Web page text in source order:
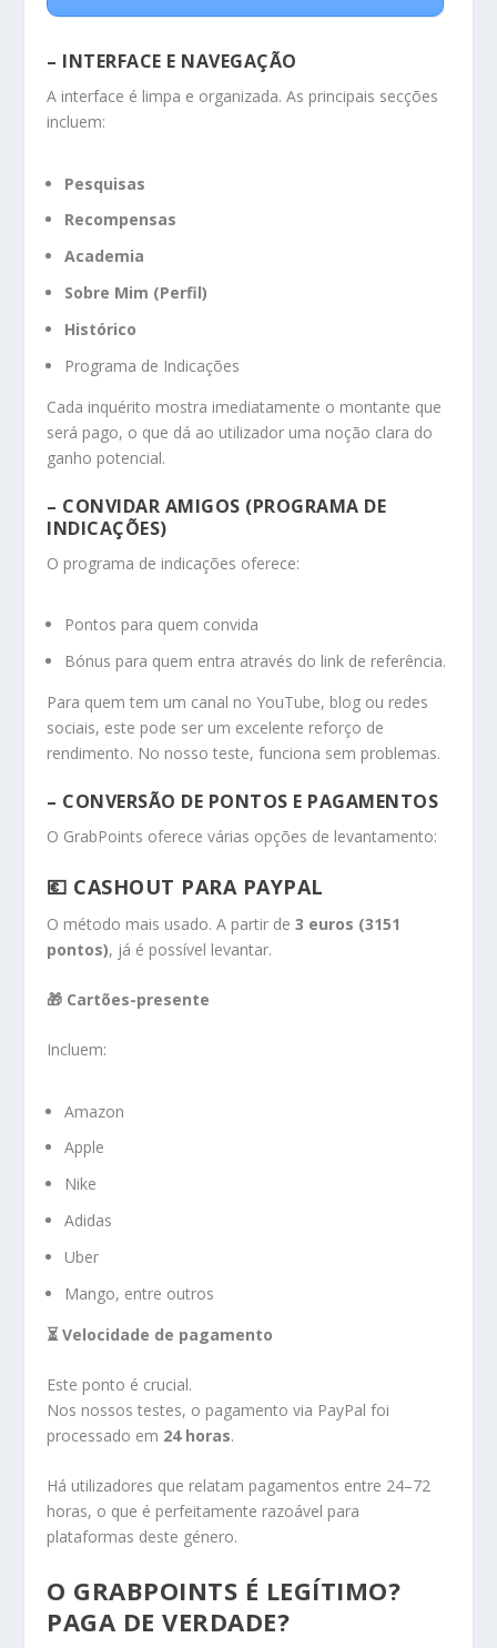
– INTERFACE E NAVEGAÇÃO
A interface é limpa e organizada. As principais secções
incluem:
Pesquisas
Recompensas
Academia
Sobre Mim (Perfil)
Histórico
Programa de Indicações
Cada inquérito mostra imediatamente o montante que
será pago, o que dá ao utilizador uma noção clara do
ganho potencial.
– CONVIDAR AMIGOS (PROGRAMA DE
INDICAÇÕES)
O programa de indicações oferece:
Pontos para quem convida
Bónus para quem entra através do link de referência.
Para quem tem um canal no YouTube, blog ou redes
sociais, este pode ser um excelente reforço de
rendimento. No nosso teste, funciona sem problemas.
– CONVERSÃO DE PONTOS E PAGAMENTOS
O GrabPoints oferece várias opções de levantamento:
💶 CASHOUT PARA PAYPAL
O método mais usado. A partir de3 euros (3151
pontos), já é possível levantar.
🎁 Cartões-presente
Incluem:
Amazon
Apple
Nike
Adidas
Uber
Mango, entre outros
⏳ Velocidade de pagamento
Este ponto é crucial.
Nos nossos testes, o pagamento via PayPal foi
processado em 24 horas.
Há utilizadores que relatam pagamentos entre 24–72
horas, o que é perfeitamente razoável para
plataformas deste género.
O GRABPOINTS É LEGÍTIMO?
PAGA DE VERDADE?